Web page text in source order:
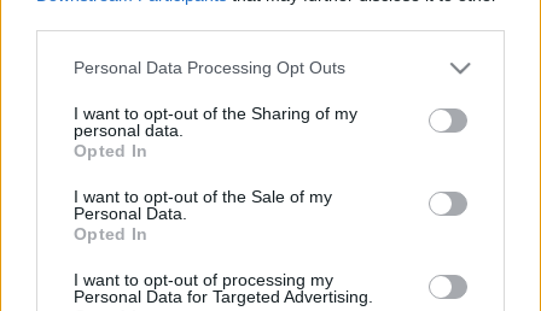
Please note that this website/app uses one or more Google
not limited to your visit or usage behaviour. You may click to
grant or deny consent to Google and its third-party tags to
use your data for below specified purposes in below Google
consent section.
Personal Data Processing Opt Outs
I want to opt-out of the Sharing of my
personal data.
Opted In
I want to opt-out of the Sale of my
Personal Data.
Opted In
I want to opt-out of processing my
Personal Data for Targeted Advertising.
A szerző meghívásunkra két évvel ezelőtt
Magyarországon járt, ekkor tekintette meg a
Katonában éppen futó darabját is.